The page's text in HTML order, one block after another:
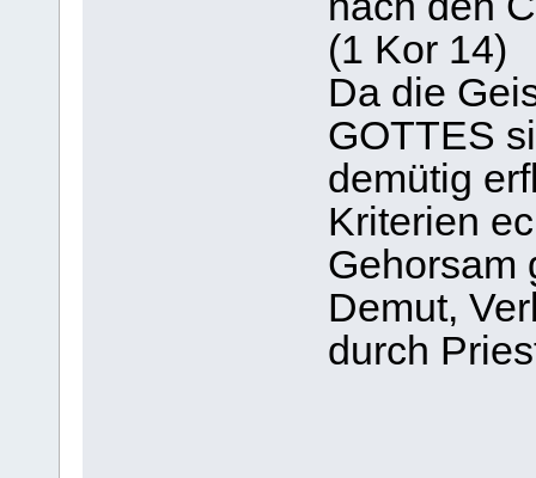
(1 Kor 14)
Da die
GOTTES
demütig
Kriterien
Gehorsam
Demut,
durch